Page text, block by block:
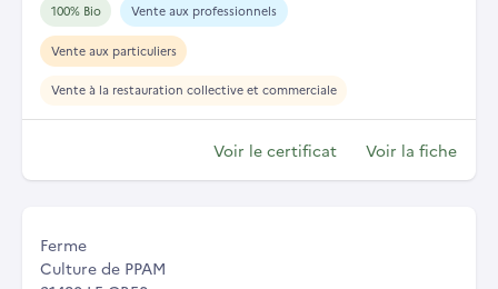
100% Bio Vente aux professionnels
Vente aux particuliers
Vente à la restauration collective et commerciale
Voir le certificat Voir la fiche
Ferme
Culture de PPAM